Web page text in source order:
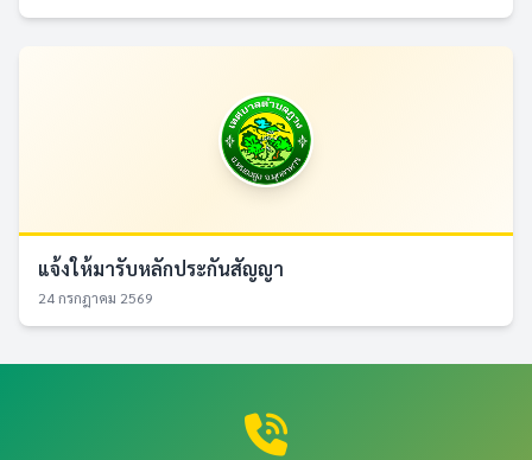
แจ้งให้มารับหลักประกันสัญญา
24 กรกฎาคม 2569